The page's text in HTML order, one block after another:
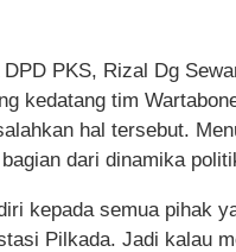
PKS, Rizal Dg
kedatang tim
hal tersebut.
dari dinamika
kepada semua pihak
Pilkada. Jadi kalau